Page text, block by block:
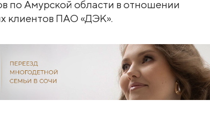
по Амурской области в отношении
клиентов ПАО «ДЭК».